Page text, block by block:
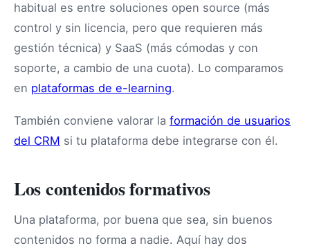
habitual es entre soluciones open source (más
control y sin licencia, pero que requieren más
gestión técnica) y SaaS (más cómodas y con
soporte, a cambio de una cuota). Lo comparamos
en plataformas de e-learning.
También conviene valorar la formación de usuarios
del CRM si tu plataforma debe integrarse con él.
Los contenidos formativos
Una plataforma, por buena que sea, sin buenos
contenidos no forma a nadie. Aquí hay dos